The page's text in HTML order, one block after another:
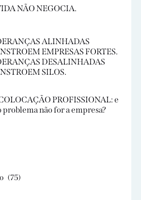
NÃO NEGOCIA.
ALINHADAS
EMPRESAS FORTES.
DESALINHADAS
SILOS.
PROFISSIONAL: e
problema não for a empresa?
(75)